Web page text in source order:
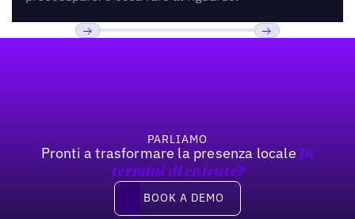
PARLIAMO
Pronti a trasformare la presenza locale In
termini di entrate?
Book a demo
BOOK A DEMO